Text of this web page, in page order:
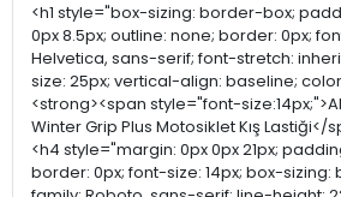
<h1 style="box-sizing: border-box;
0px 8.5px; outline: none; border: 0px;
Helvetica, sans-serif; font-stretch:
size: 25px; vertical-align: baseline; color:
<strong><span style="font-
Winter Grip Plus Motosiklet Kış Lastiği</
<h4 style="margin: 0px 0px 21px;
border: 0px; font-size: 14px; box-